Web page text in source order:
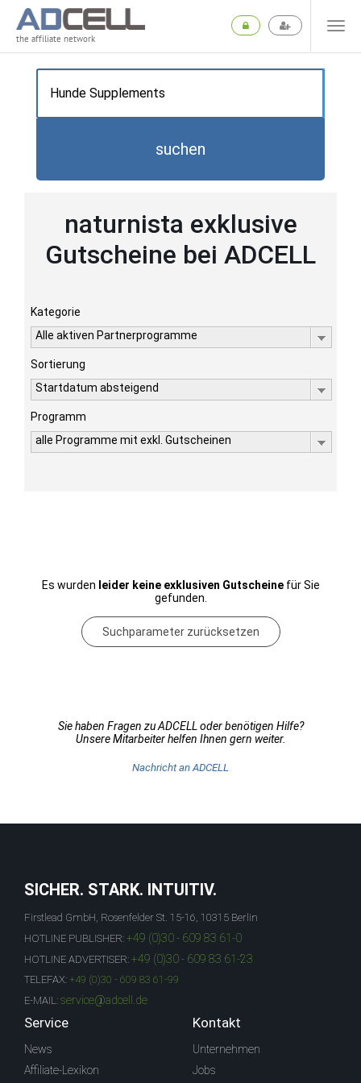
the affiliate network
suchen
naturnista exklusive
Gutscheine bei ADCELL
Kategorie
Alle aktiven Partnerprogramme
Sortierung
Startdatum absteigend
Programm
alle Programme mit exkl. Gutscheinen
Es wurden leider keine exklusiven Gutscheinefür Sie
gefunden.
Suchparameter zurücksetzen
Sie haben Fragen zu ADCELL oder benötigen Hilfe?
Unsere Mitarbeiter helfen Ihnen gern weiter.
Nachricht an ADCELL
SICHER. STARK. INTUITIV.
Firstlead GmbH, Rosenfelder St. 15-16, 10315 Berlin
HOTLINE PUBLISHER: +49 (0)30 - 609 83 61-0
HOTLINE ADVERTISER: +49 (0)30 - 609 83 61-23
TELEFAX: +49 (0)30 - 609 83 61-99
E-MAIL: service@adcell.de
Service
News
Affiliate-Lexikon
Kontakt
Unternehmen
Jobs